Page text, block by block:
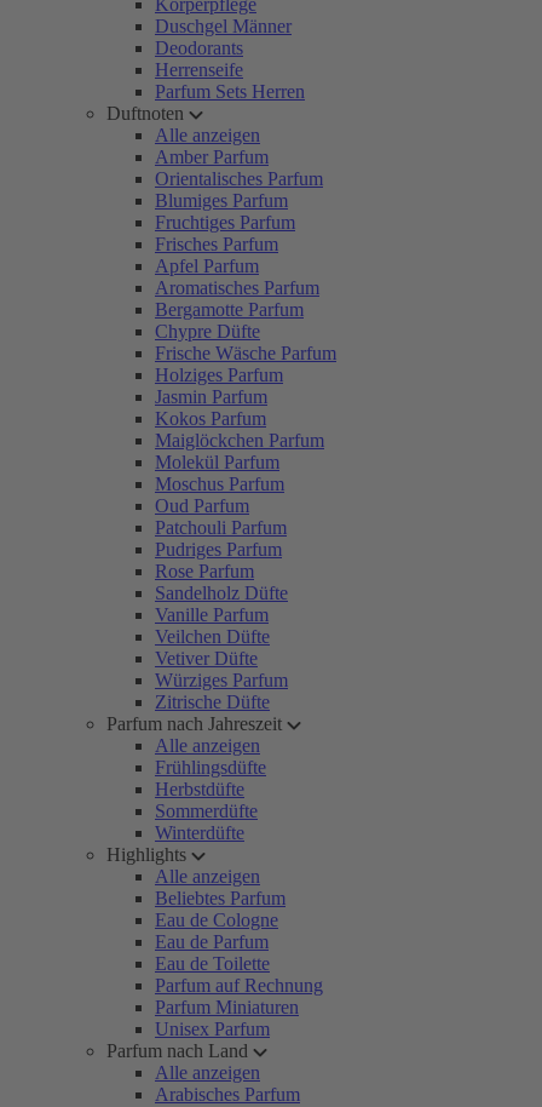
Körperpflege
Duschgel Männer
Deodorants
Herrenseife
Parfum Sets Herren
Duftnoten
Alle anzeigen
Amber Parfum
Orientalisches Parfum
Blumiges Parfum
Fruchtiges Parfum
Frisches Parfum
Apfel Parfum
Aromatisches Parfum
Bergamotte Parfum
Chypre Düfte
Frische Wäsche Parfum
Holziges Parfum
Jasmin Parfum
Kokos Parfum
Maiglöckchen Parfum
Molekül Parfum
Moschus Parfum
Oud Parfum
Patchouli Parfum
Pudriges Parfum
Rose Parfum
Sandelholz Düfte
Vanille Parfum
Veilchen Düfte
Vetiver Düfte
Würziges Parfum
Zitrische Düfte
Parfum nach Jahreszeit
Alle anzeigen
Frühlingsdüfte
Herbstdüfte
Sommerdüfte
Winterdüfte
Highlights
Alle anzeigen
Beliebtes Parfum
Eau de Cologne
Eau de Parfum
Eau de Toilette
Parfum auf Rechnung
Parfum Miniaturen
Unisex Parfum
Parfum nach Land
Alle anzeigen
Arabisches Parfum